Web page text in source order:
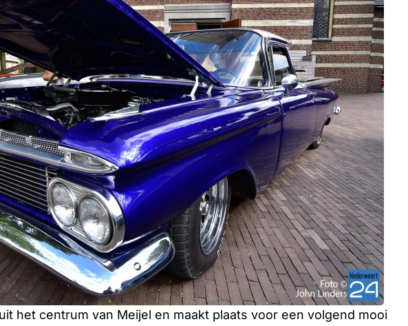
het centrum van Meijel en maakt plaats voor een volgend mooi